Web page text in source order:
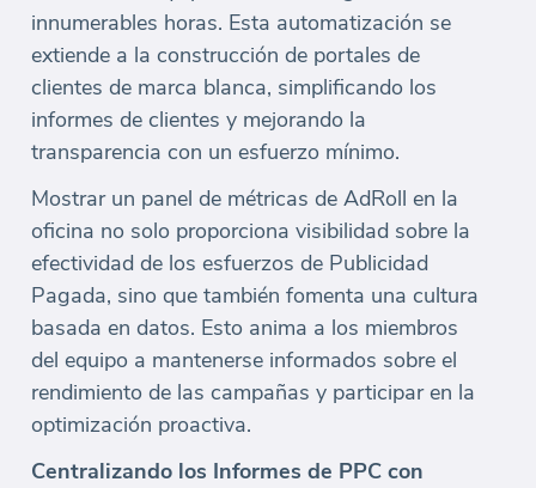
innumerables horas. Esta automatización se
extiende a la construcción de portales de
clientes de marca blanca, simplificando los
informes de clientes y mejorando la
transparencia con un esfuerzo mínimo.
Mostrar un panel de métricas de AdRoll en la
oficina no solo proporciona visibilidad sobre la
efectividad de los esfuerzos de Publicidad
Pagada, sino que también fomenta una cultura
basada en datos. Esto anima a los miembros
del equipo a mantenerse informados sobre el
rendimiento de las campañas y participar en la
optimización proactiva.
Centralizando los Informes de PPC con